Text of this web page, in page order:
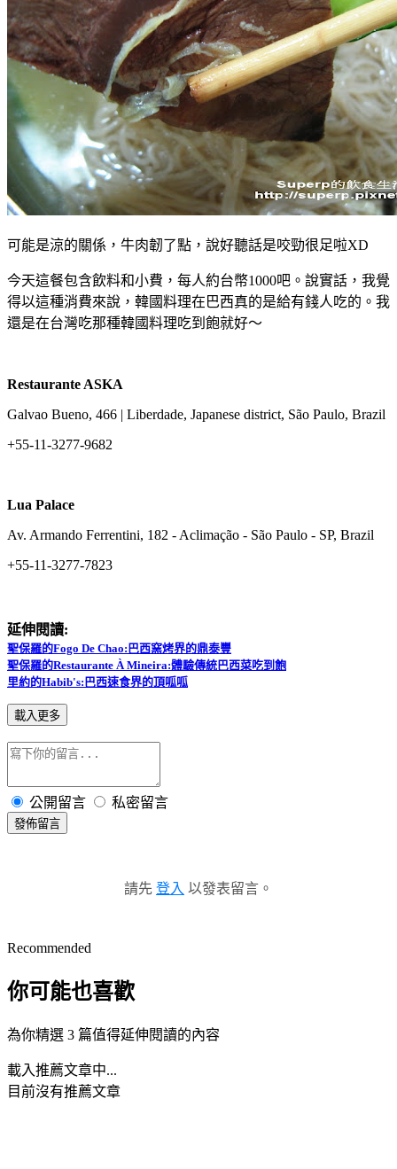
可能是涼的關係，牛肉韌了點，說好聽話是咬勁很足啦XD
今天這餐包含飲料和小費，每人約台幣1000吧。說實話，我覺
得以這種消費來說，韓國料理在巴西真的是給有錢人吃的。我
還是在台灣吃那種韓國料理吃到飽就好～
Restaurante ASKA
Galvao Bueno, 466 | Liberdade, Japanese district, São Paulo, Brazil
+55-11-3277-9682
Lua Palace
Av. Armando Ferrentini, 182 - Aclimação - São Paulo - SP, Brazil
+55-11-3277-7823
延伸閱讀:
聖保羅的Fogo De Chao:巴西窯烤界的鼎泰豐
聖保羅的Restaurante À Mineira:體驗傳統巴西菜吃到飽
里約的Habib's:巴西速食界的頂呱呱
載入更多
公開留言 私密留言
發佈留言
請先 登入 以發表留言。
Recommended
你可能也喜歡
為你精選 3 篇值得延伸閱讀的內容
載入推薦文章中...
目前沒有推薦文章